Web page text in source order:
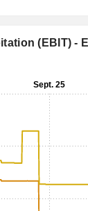
(EBIT) -